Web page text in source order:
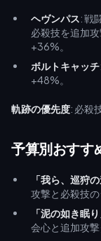
ヘヴンパス: 戦
必殺技を追加
+36%。
ボルトキャッチ
+48%。
軌跡の優先度: 必殺
予算別おすす
「我ら、巡狩
攻撃と必殺技の
「泥の如き眠
会心と追加攻撃